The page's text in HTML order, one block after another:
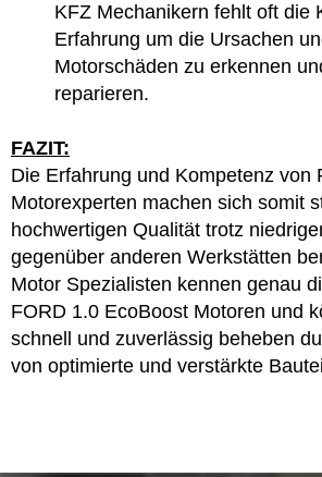
KFZ Mechanikern fehlt oft die
Erfahrung um die Ursachen
Motorschäden zu erkennen
reparieren.
FAZIT:
Die Erfahrung und Kompetenz von
Motorexperten machen sich somit
hochwertigen Qualität trotz
gegenüber anderen Werkstätten
Motor Spezialisten kennen genau
FORD 1.0 EcoBoost Motoren und
schnell und zuverlässig beheben
von optimierte und verstärkte